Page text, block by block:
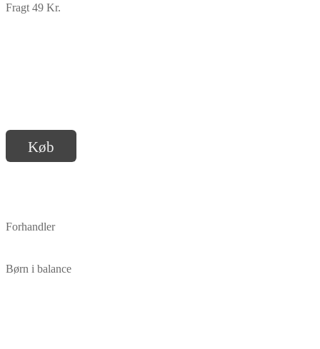
Fragt 49 Kr.
Køb
Forhandler
Børn i balance